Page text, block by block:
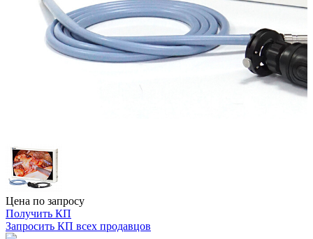
Цена по запросу
Получить КП
Запросить КП всех продавцов